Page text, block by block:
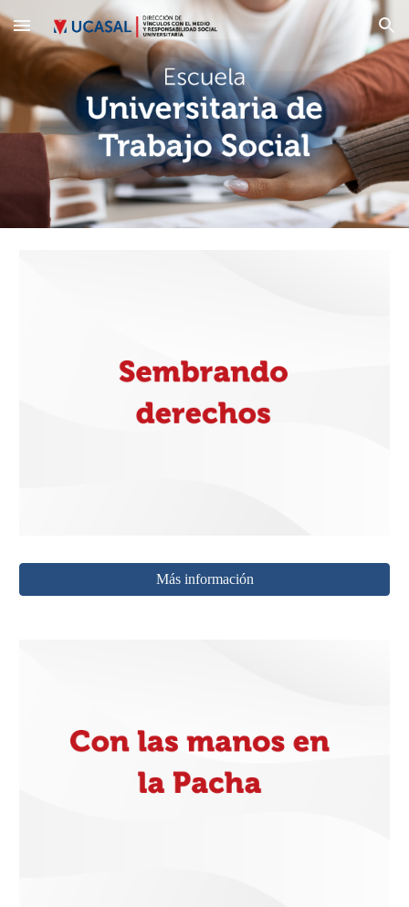
Skip to main content Skip to navigation
Más información